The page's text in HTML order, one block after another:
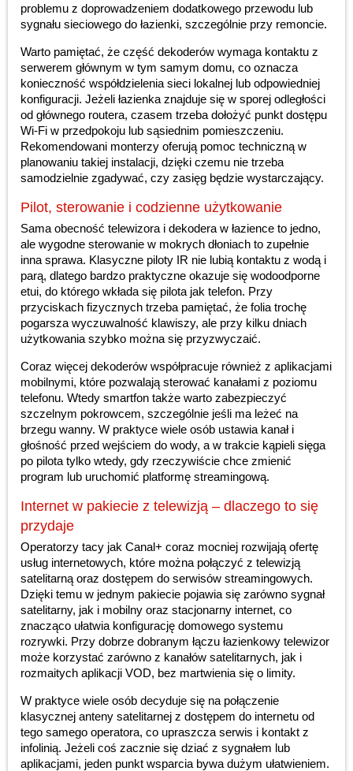
problemu z doprowadzeniem dodatkowego przewodu lub
sygnału sieciowego do łazienki, szczególnie przy remoncie.
Warto pamiętać, że część dekoderów wymaga kontaktu z
serwerem głównym w tym samym domu, co oznacza
konieczność współdzielenia sieci lokalnej lub odpowiedniej
konfiguracji. Jeżeli łazienka znajduje się w sporej odległości
od głównego routera, czasem trzeba dołożyć punkt dostępu
Wi-Fi w przedpokoju lub sąsiednim pomieszczeniu.
Rekomendowani monterzy oferują pomoc techniczną w
planowaniu takiej instalacji, dzięki czemu nie trzeba
samodzielnie zgadywać, czy zasięg będzie wystarczający.
Pilot, sterowanie i codzienne użytkowanie
Sama obecność telewizora i dekodera w łazience to jedno,
ale wygodne sterowanie w mokrych dłoniach to zupełnie
inna sprawa. Klasyczne piloty IR nie lubią kontaktu z wodą i
parą, dlatego bardzo praktyczne okazuje się wodoodporne
etui, do którego wkłada się pilota jak telefon. Przy
przyciskach fizycznych trzeba pamiętać, że folia trochę
pogarsza wyczuwalność klawiszy, ale przy kilku dniach
użytkowania szybko można się przyzwyczaić.
Coraz więcej dekoderów współpracuje również z aplikacjami
mobilnymi, które pozwalają sterować kanałami z poziomu
telefonu. Wtedy smartfon także warto zabezpieczyć
szczelnym pokrowcem, szczególnie jeśli ma leżeć na
brzegu wanny. W praktyce wiele osób ustawia kanał i
głośność przed wejściem do wody, a w trakcie kąpieli sięga
po pilota tylko wtedy, gdy rzeczywiście chce zmienić
program lub uruchomić platformę streamingową.
Internet w pakiecie z telewizją – dlaczego to się
przydaje
Operatorzy tacy jak Canal+ coraz mocniej rozwijają ofertę
usług internetowych, które można połączyć z telewizją
satelitarną oraz dostępem do serwisów streamingowych.
Dzięki temu w jednym pakiecie pojawia się zarówno sygnał
satelitarny, jak i mobilny oraz stacjonarny internet, co
znacząco ułatwia konfigurację domowego systemu
rozrywki. Przy dobrze dobranym łączu łazienkowy telewizor
może korzystać zarówno z kanałów satelitarnych, jak i
rozmaitych aplikacji VOD, bez martwienia się o limity.
W praktyce wiele osób decyduje się na połączenie
klasycznej anteny satelitarnej z dostępem do internetu od
tego samego operatora, co upraszcza serwis i kontakt z
infolinią. Jeżeli coś zacznie się dziać z sygnałem lub
aplikacjami, jeden punkt wsparcia bywa dużym ułatwieniem.